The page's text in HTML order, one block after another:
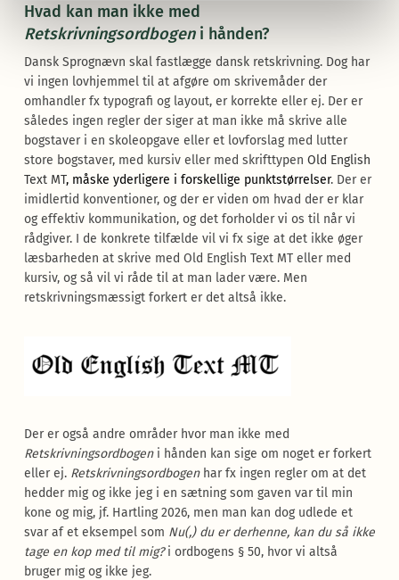
Hvad kan man ikke med
Retskrivningsordbogeni hånden?
Dansk Sprognævn skal fastlægge dansk retskrivning. Dog har
vi ingen lovhjemmel til at afgøre om skrivemåder der
omhandler fx typografi og layout, er korrekte eller ej. Der er
således ingen regler der siger at man ikke må skrive alle
bogstaver i en skoleopgave eller et lovforslag med lutter
store bogstaver, med kursiv eller med skrifttypen Old English
Text MT, måske yderligere i forskellige punktstørrelser. Der er
imidlertid konventioner, og der er viden om hvad der er klar
og effektiv kommunikation, og det forholder vi os til når vi
rådgiver. I de konkrete tilfælde vil vi fx sige at det ikke øger
læsbarheden at skrive med Old English Text MT eller med
kursiv, og så vil vi råde til at man lader være. Men
retskrivningsmæssigt forkert er det altså ikke.
Der er også andre områder hvor man ikke med
Retskrivningsordbogeni hånden kan sige om noget er forkert
eller ej. Retskrivningsordbogenhar fx ingen regler om at det
hedder mig og ikke jeg i en sætning som gaven var til min
kone og mig, jf. Hartling 2026, men man kan dog udlede et
svar af et eksempel som Nu(,) du er derhenne, kan du så ikke
tage en kop med til mig?i ordbogens § 50, hvor vi altså
bruger mig og ikke jeg.